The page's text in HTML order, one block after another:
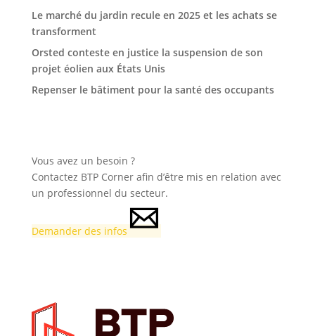
Le marché du jardin recule en 2025 et les achats se
transforment
Orsted conteste en justice la suspension de son
projet éolien aux États Unis
Repenser le bâtiment pour la santé des occupants
Vous avez un besoin ?
Contactez BTP Corner afin d’être mis en relation avec
un professionnel du secteur.
Demander des infos